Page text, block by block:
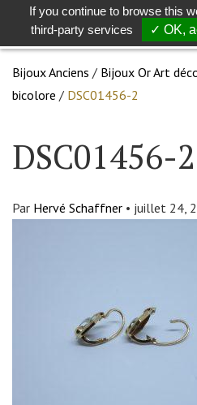
Bijoux Anciens / Bijoux Or Art
bicolore / DSC01456-2
DSC01456-2
Par Hervé Schaffner • juillet 24,
If you continue to browse this
third-party services
✓ OK,